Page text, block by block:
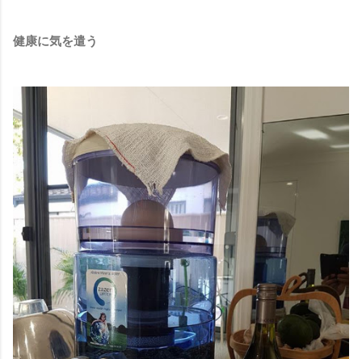
健康に気を遣う